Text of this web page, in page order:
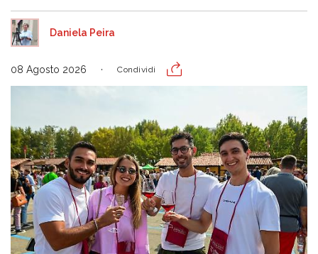
Daniela Peira
08 Agosto 2026 Condividi